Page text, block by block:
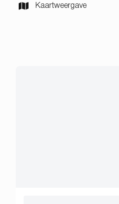
Kaartweergave